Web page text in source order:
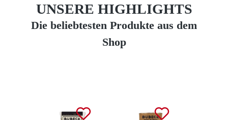
UNSERE HIGHLIGHTS
Die beliebtesten Produkte aus dem
Shop